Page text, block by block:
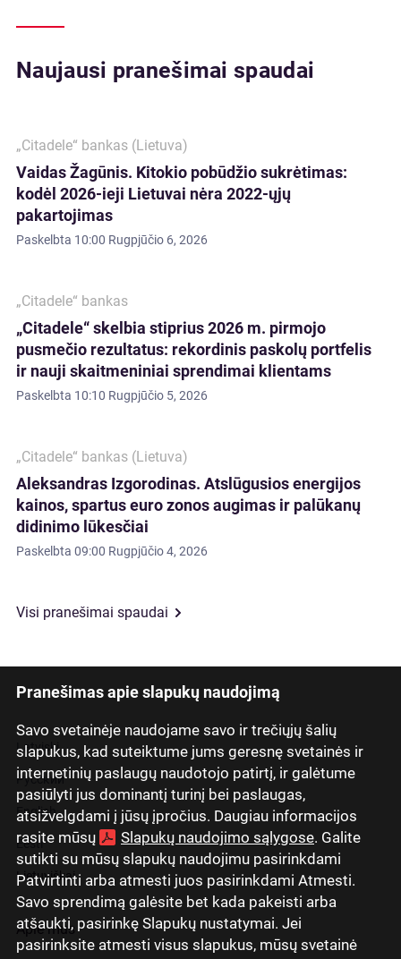
Pranešimas apie slapukų naudojimą
Savo svetainėje naudojame savo ir trečiųjų šalių
slapukus, kad suteiktume jums geresnę svetainės ir
internetinių paslaugų naudotojo patirtį, ir galėtume
pasiūlyti jus dominantį turinį bei paslaugas,
atsižvelgdami į jūsų įpročius. Daugiau informacijos
rasite mūsų
Slapukų naudojimo sąlygose. Galite
sutikti su mūsų slapukų naudojimu pasirinkdami
Patvirtinti arba atmesti juos pasirinkdami Atmesti.
Savo sprendimą galėsite bet kada pakeisti arba
atšaukti, pasirinkę Slapukų nustatymai. Jei
pasirinksite atmesti visus slapukus, mūsų svetainė
Naujausi pranešimai spaudai
„Citadele“ bankas (Lietuva)
Vaidas Žagūnis. Kitokio pobūdžio sukrėtimas:
kodėl 2026-ieji Lietuvai nėra 2022-ųjų
pakartojimas
Paskelbta 10:00 Rugpjūčio 6, 2026
„Citadele“ bankas
„Citadele“ skelbia stiprius 2026 m. pirmojo
pusmečio rezultatus: rekordinis paskolų portfelis
ir nauji skaitmeniniai sprendimai klientams
Paskelbta 10:10 Rugpjūčio 5, 2026
„Citadele“ bankas (Lietuva)
Aleksandras Izgorodinas. Atslūgusios energijos
kainos, spartus euro zonos augimas ir palūkanų
didinimo lūkesčiai
Paskelbta 09:00 Rugpjūčio 4, 2026
Visi pranešimai spaudai
Latviski
Русский
English
Eesti
Lietuviškai
Apie mus